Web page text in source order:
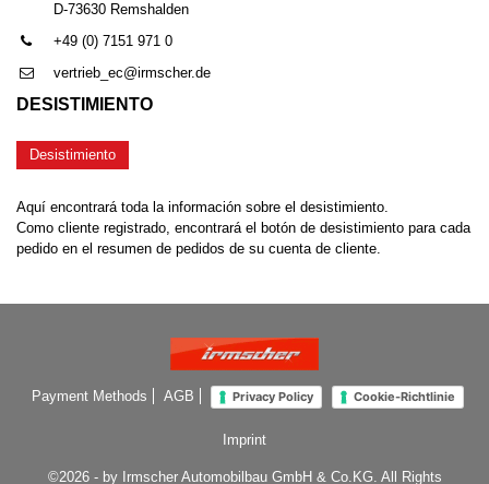
D-73630 Remshalden
+49 (0) 7151 971 0
vertrieb_ec@irmscher.de
DESISTIMIENTO
Desistimiento
Aquí encontrará toda la información sobre el desistimiento.
Como cliente registrado, encontrará el botón de desistimiento para cada
pedido en el resumen de pedidos de su cuenta de cliente.
Payment Methods AGB Privacy Policy Cookie-Richtlinie
Imprint
©2026 - by Irmscher Automobilbau GmbH & Co.KG. All Rights